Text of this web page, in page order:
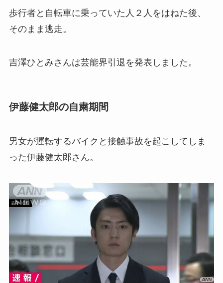
歩行者と自転車に乗っていた人２人をはねた後、
そのまま逃走。
吉澤ひとみさんは芸能界引退を発表しました。
伊藤健太郎の自粛期間
男女が運転するバイクと接触事故を起こしてしま
った伊藤健太郎さん。